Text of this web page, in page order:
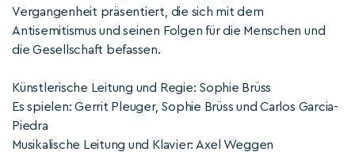
Vergangenheit präsentiert, die sich mit dem
Antisemitismus und seinen Folgen für die Menschen und
die Gesellschaft befassen.
Künstlerische Leitung und Regie: Sophie Brüss
Es spielen: Gerrit Pleuger, Sophie Brüss und Carlos Garcia-
Piedra
Musikalische Leitung und Klavier: Axel Weggen